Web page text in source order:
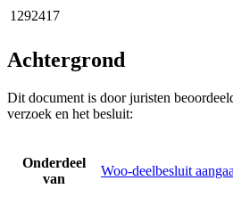
1292417
Achtergrond
Dit document is door juristen
verzoek en het besluit:
Onderdeel
van
Woo-deelbesluit